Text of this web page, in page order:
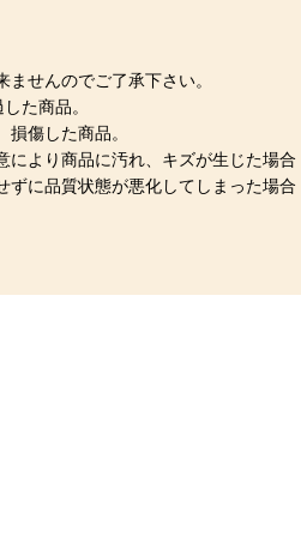
せんのでご了承下さい。
た商品。
損傷した商品。
により商品に汚れ、キズが生じた場合
ずに品質状態が悪化してしまった場合